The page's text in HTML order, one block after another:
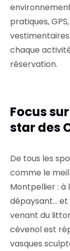
pratiques,
chaque
réservation.
Focus
star des
De tous les
comme le
Montpellier : à
dépaysant… et
venant du
cévenol est
vasques